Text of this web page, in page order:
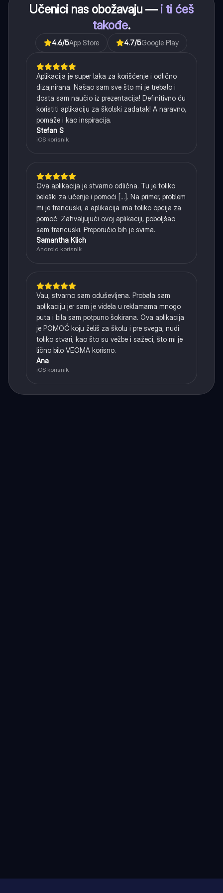
Učenici nas obožavaju — i ti ćeš
takođe.
4.6/5App Store 4.7/5Google Play
Aplikacija je super laka za korišćenje i odlično
dizajnirana. Našao sam sve što mi je trebalo i
dosta sam naučio iz prezentacija! Definitivno ću
koristiti aplikaciju za školski zadatak! A naravno,
pomaže i kao inspiracija.
Stefan S
iOS korisnik
Ova aplikacija je stvarno odlična. Tu je toliko
beleški za učenje i pomoći [...]. Na primer, problem
mi je francuski, a aplikacija ima toliko opcija za
pomoć. Zahvaljujući ovoj aplikaciji, poboljšao
sam francuski. Preporučio bih je svima.
Samantha Klich
Android korisnik
Vau, stvarno sam oduševljena. Probala sam
aplikaciju jer sam je videla u reklamama mnogo
puta i bila sam potpuno šokirana. Ova aplikacija
je POMOĆ koju želiš za školu i pre svega, nudi
toliko stvari, kao što su vežbe i sažeci, što mi je
lično bilo VEOMA korisno.
Ana
iOS korisnik